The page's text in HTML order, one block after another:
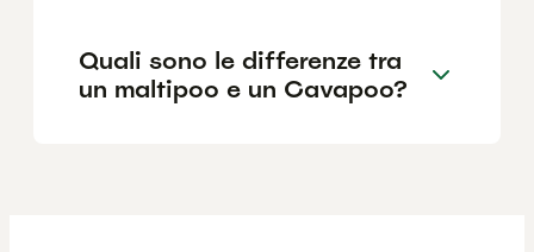
Quali sono le differenze tra
un maltipoo e un Cavapoo?